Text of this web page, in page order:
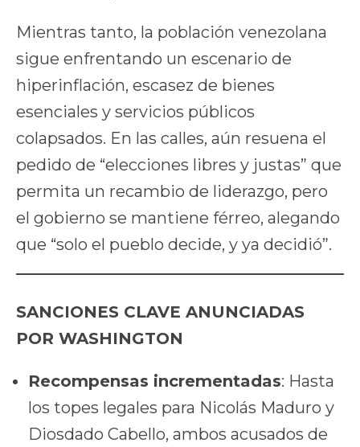
Mientras tanto, la población venezolana
sigue enfrentando un escenario de
hiperinflación, escasez de bienes
esenciales y servicios públicos
colapsados. En las calles, aún resuena el
pedido de “elecciones libres y justas” que
permita un recambio de liderazgo, pero
el gobierno se mantiene férreo, alegando
que “solo el pueblo decide, y ya decidió”.
SANCIONES CLAVE ANUNCIADAS
POR WASHINGTON
Recompensas incrementadas: Hasta
los topes legales para Nicolás Maduro y
Diosdado Cabello, ambos acusados de